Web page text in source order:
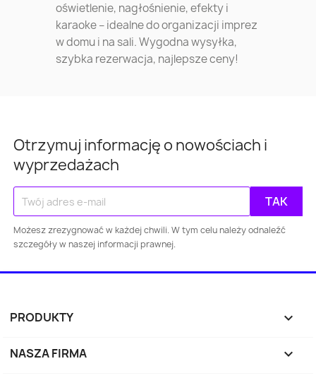
Warszawa Kraków Łódź
oświetlenie, nagłośnienie, efekty i
karaoke – idealne do organizacji imprez
w domu i na sali. Wygodna wysyłka,
szybka rezerwacja, najlepsze ceny!
Otrzymuj informację o nowościach i
wyprzedażach
Możesz zrezygnować w każdej chwili. W tym celu należy odnaleźć
szczegóły w naszej informacji prawnej.
PRODUKTY 
NASZA FIRMA 